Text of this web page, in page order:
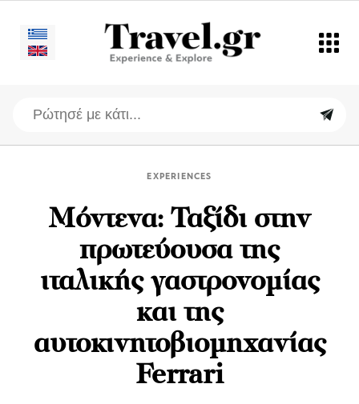
EXPERIENCES
Μόντενα: Ταξίδι στην
πρωτεύουσα της
ιταλικής γαστρονομίας
και της
αυτοκινητοβιομηχανίας
Ferrari